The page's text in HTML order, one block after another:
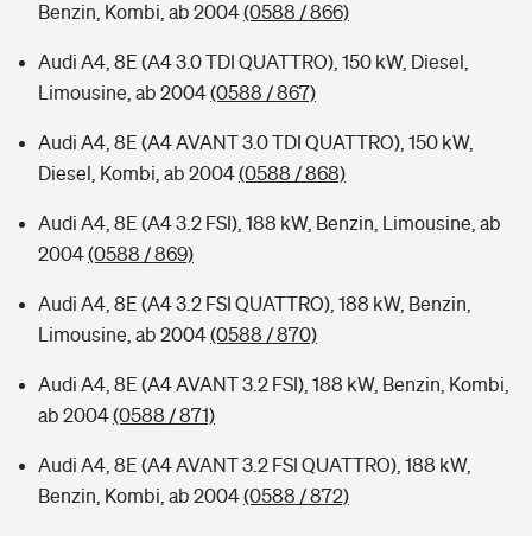
Benzin, Kombi, ab 2004(0588 / 866)
Audi A4, 8E (A4 3.0 TDI QUATTRO), 150 kW, Diesel,
Limousine, ab 2004(0588 / 867)
Audi A4, 8E (A4 AVANT 3.0 TDI QUATTRO), 150 kW,
Diesel, Kombi, ab 2004(0588 / 868)
Audi A4, 8E (A4 3.2 FSI), 188 kW, Benzin, Limousine, ab
2004(0588 / 869)
Audi A4, 8E (A4 3.2 FSI QUATTRO), 188 kW, Benzin,
Limousine, ab 2004(0588 / 870)
Audi A4, 8E (A4 AVANT 3.2 FSI), 188 kW, Benzin, Kombi,
ab 2004(0588 / 871)
Audi A4, 8E (A4 AVANT 3.2 FSI QUATTRO), 188 kW,
Benzin, Kombi, ab 2004(0588 / 872)